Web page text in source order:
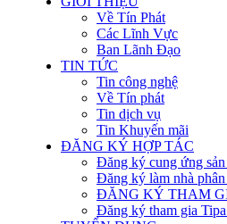
Về Tín Phát
Các Lĩnh Vực
Ban Lãnh Đạo
TIN TỨC
Tin công nghệ
Về Tín phát
Tin dịch vụ
Tin Khuyến mãi
ĐĂNG KÝ HỢP TÁC
Đăng ký cung ứng sản
Đăng ký làm nhà
ĐĂNG KÝ THAM
Đăng ký tham gia